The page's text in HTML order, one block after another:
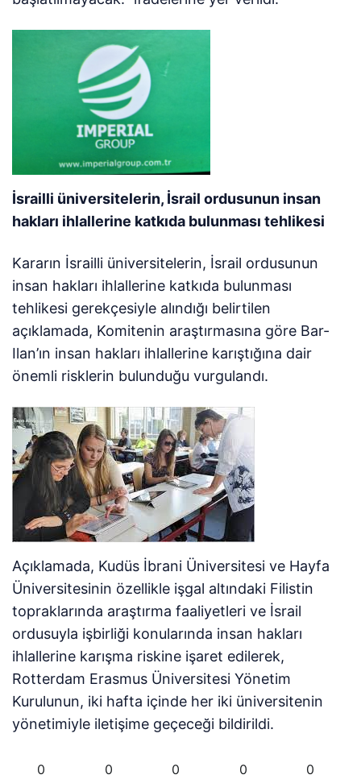
İsrailli üniversitelerin, İsrail ordusunun insan
hakları ihlallerine katkıda bulunması tehlikesi
Kararın İsrailli üniversitelerin, İsrail ordusunun
insan hakları ihlallerine katkıda bulunması
tehlikesi gerekçesiyle alındığı belirtilen
açıklamada, Komitenin araştırmasına göre Bar-
Ilan’ın insan hakları ihlallerine karıştığına dair
önemli risklerin bulunduğu vurgulandı.
Açıklamada, Kudüs İbrani Üniversitesi ve Hayfa
Üniversitesinin özellikle işgal altındaki Filistin
topraklarında araştırma faaliyetleri ve İsrail
ordusuyla işbirliği konularında insan hakları
ihlallerine karışma riskine işaret edilerek,
Rotterdam Erasmus Üniversitesi Yönetim
Kurulunun, iki hafta içinde her iki üniversitenin
yönetimiyle iletişime geçeceği bildirildi.
0 0 0 0 0